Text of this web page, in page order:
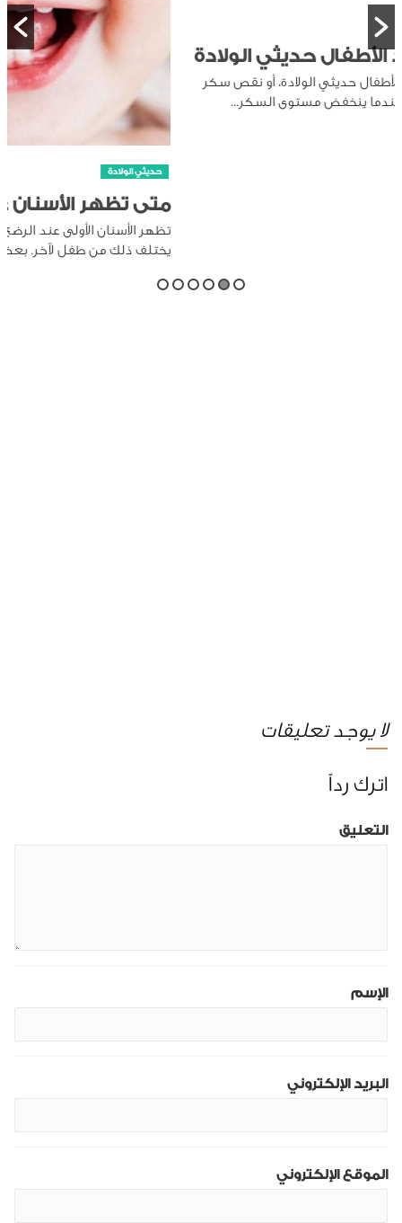
متى تظهر الأسنان عند الرضيع
تظهر الأسنان الأولى عند الرضع عادة في عمر 4 إلى 7 أشهر، لكن قد
لا يوجد تعليقات
اترك رداً
التعليق
الإسم
البريد الإلكتروني
الموقع الإلكتروني